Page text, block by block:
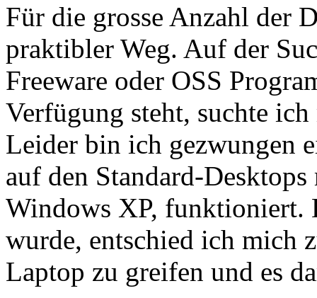
Für die grosse Anzahl der
praktibler Weg. Auf der
Freeware oder OSS
Verfügung steht, suchte
Leider bin ich gezwungen
auf den Standard-
Windows XP, funktioniert.
wurde, entschied ich mich
Laptop zu greifen und es